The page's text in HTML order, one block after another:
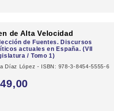
de Alta Velocidad
de Fuentes. Discursos
actuales en España. (VII
/ Tomo 1)
Díaz López - ISBN: 978-3-8454-5555-6
00